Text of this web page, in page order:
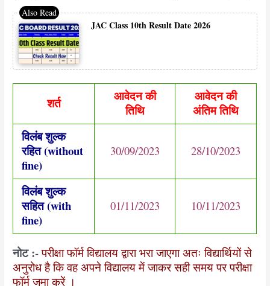
JAC Class 10th Result Date 2026
शर्त
आवेदन की
तिथि
आवेदन की
अंतिम तिथि
विलंब शुल्क
रहित (without
fine)
30/09/2023 28/10/2023
विलंब शुल्क
सहित (with
fine)
01/11/2023 10/11/2023
नोट :- परीक्षा फॉर्म विद्यालय द्वारा भरा जाएगा अतः विद्यार्थियों से
अनुरोध है कि वह अपने विद्यालय में जाकर सही समय पर परीक्षा
फॉर्म जमा करें ।